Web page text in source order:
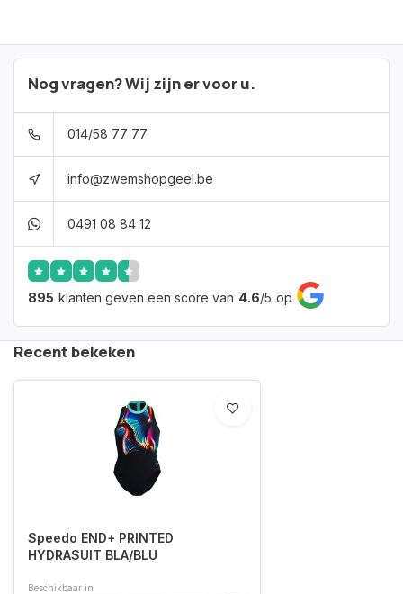
Nog vragen? Wij zijn er voor u.
014/58 77 77
info@zwemshopgeel.be
0491 08 84 12
895 klanten geven een score van 4.6/5 op
Recent bekeken
Speedo END+ PRINTED
HYDRASUIT BLA/BLU
Beschikbaar in